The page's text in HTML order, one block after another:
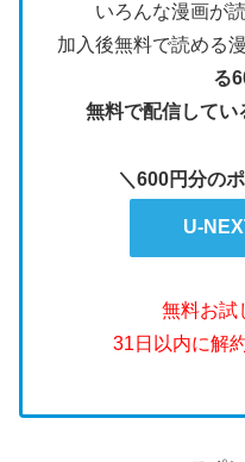
いろんな漫画が
加入後無料で読める
る
無料で配信してい
＼600円分の
U-
無料お試
31日以内に解